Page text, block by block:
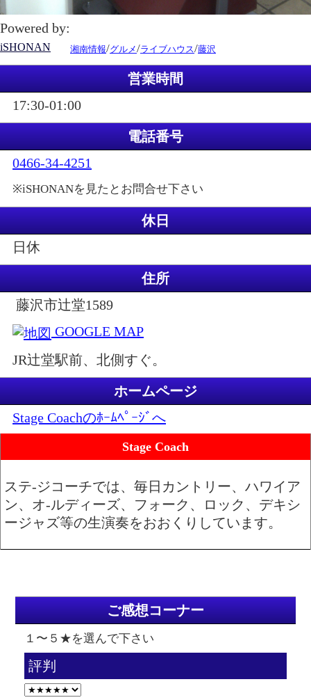
Powered by:
iSHONAN 湘南情報/グルメ/ライブハウス/藤沢
営業時間
17:30-01:00
電話番号
0466-34-4251
※iSHONANを見たとお問合せ下さい
休日
日休
住所
藤沢市辻堂1589
GOOGLE MAP
JR辻堂駅前、北側すぐ。
ホームページ
Stage Coachのﾎｰﾑﾍﾟｰｼﾞへ
Stage Coach
ステ-ジコーチでは、毎日カントリー、ハワイア
ン、オ-ルディーズ、フォーク、ロック、デキシ
ージャズ等の生演奏をおおくりしています。
ご感想コーナー
１〜５★を選んで下さい
評判